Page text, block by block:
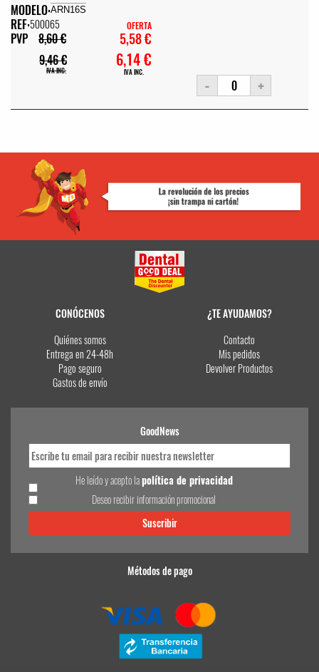
MODELO:ARN16S
REF:500065
PVP
8,60 €
9,46 €
IVA INC.
OFERTA
5,58 €
6,14 €
IVA INC.
- +
CONÓCENOS
Quiénes somos
Entrega en 24-48h
Pago seguro
Gastos de envío
¿TE AYUDAMOS?
Contacto
Mis pedidos
Devolver Productos
GoodNews
He leído y acepto lapolítica de privacidad
Deseo recibir información promocional
Métodos de pago